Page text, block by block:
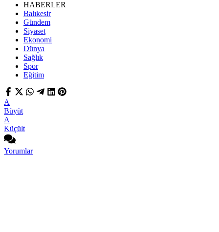
HABERLER
Balıkesir
Gündem
Siyaset
Ekonomi
Dünya
Sağlık
Spor
Eğitim
A
Büyüt
A
Küçült
Yorumlar